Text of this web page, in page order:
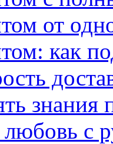
от
как
знания
с